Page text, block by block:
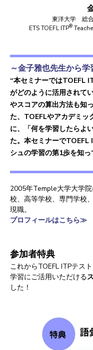
東洋大学 総
ETS TOEFL ITP®
～金子雅也先生から
“本セミナーではTOEFL
がどのように活用されて
やスコアの算出方法も知
た、TOEFLやアカデミッ
に、「何を学習したらよ
た。本セミナーでTOEFL
シュの学習の第1歩を知
2005年Temple大学大学
校、高等学校、専門学校
現職。
プロフィールはこちら≫
参加者特典
これからTOEFL ITPテス
学習にご活用いただける
した！